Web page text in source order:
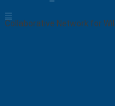
Collaborative Network for